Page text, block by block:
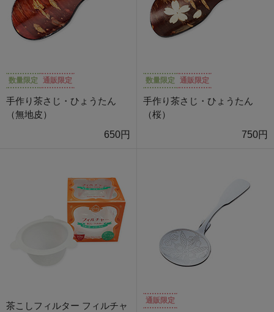
数量限定 通販限定
手作り茶さじ・ひょうたん
（無地皮）
650円
数量限定 通販限定
手作り茶さじ・ひょうたん
（桜）
750円
茶こしフィルター フィルチャ
通販限定